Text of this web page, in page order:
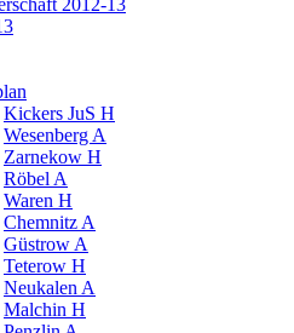
2012-13
Kickers JuS H
Wesenberg A
Zarnekow H
Röbel A
Waren H
Chemnitz A
Güstrow A
Teterow H
Neukalen A
Malchin H